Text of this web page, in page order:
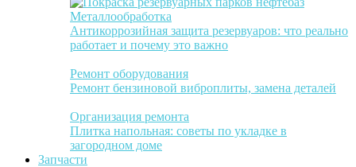
Металлообработка
Антикоррозийная защита резервуаров: что реально
работает и почему это важно
Ремонт оборудования
Ремонт бензиновой виброплиты, замена деталей
Организация ремонта
Плитка напольная: советы по укладке в
загородном доме
Запчасти